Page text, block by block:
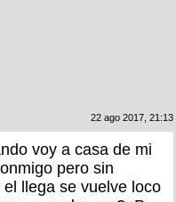
22 ago 2017, 21:13
voy a casa de mi
pero sin
llega se vuelve loco